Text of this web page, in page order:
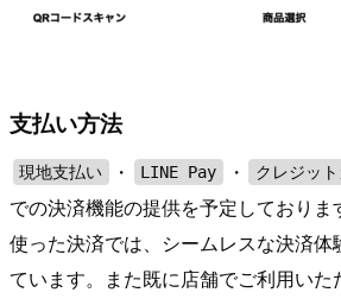
支払い方法
現地支払い ・ LINE Pay ・ クレジット
での決済機能の提供を予定しており
使った決済では、シームレスな決済体
ています。また既に店舗でご利用いた